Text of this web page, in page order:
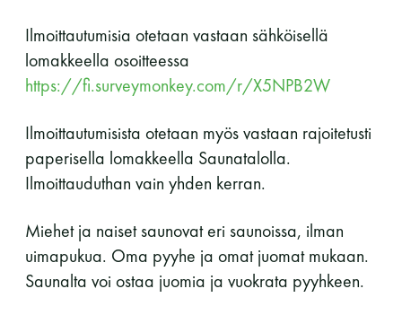
Ilmoittautumisia otetaan vastaan sähköisellä
lomakkeella osoitteessa
https://fi.surveymonkey.com/r/X5NPB2W
Ilmoittautumisista otetaan myös vastaan rajoitetusti
paperisella lomakkeella Saunatalolla.
Ilmoittauduthan vain yhden kerran.
Miehet ja naiset saunovat eri saunoissa, ilman
uimapukua. Oma pyyhe ja omat juomat mukaan.
Saunalta voi ostaa juomia ja vuokrata pyyhkeen.